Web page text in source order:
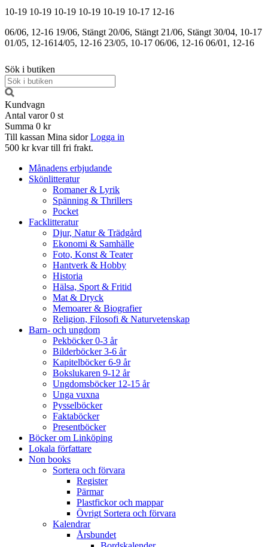
10-19 10-19 10-19 10-19 10-19 10-17 12-16
06/06, 12-16 19/06, Stängt 20/06, Stängt 21/06, Stängt 30/04, 10-17
01/05, 12-1614/05, 12-16 23/05, 10-17 06/06, 12-16 06/01, 12-16
Sök i butiken
Kundvagn
Antal varor 0 st
Summa 0 kr
Till kassan Mina sidor Logga in
500 kr kvar till fri frakt.
Månadens erbjudande
Skönlitteratur
Romaner & Lyrik
Spänning & Thrillers
Pocket
Facklitteratur
Djur, Natur & Trädgård
Ekonomi & Samhälle
Foto, Konst & Teater
Hantverk & Hobby
Historia
Hälsa, Sport & Fritid
Mat & Dryck
Memoarer & Biografier
Religion, Filosofi & Naturvetenskap
Barn- och ungdom
Pekböcker 0-3 år
Bilderböcker 3-6 år
Kapitelböcker 6-9 år
Bokslukaren 9-12 år
Ungdomsböcker 12-15 år
Unga vuxna
Pysselböcker
Faktaböcker
Presentböcker
Böcker om Linköping
Lokala författare
Non books
Sortera och förvara
Register
Pärmar
Plastfickor och mappar
Övrigt Sortera och förvara
Kalendrar
Årsbundet